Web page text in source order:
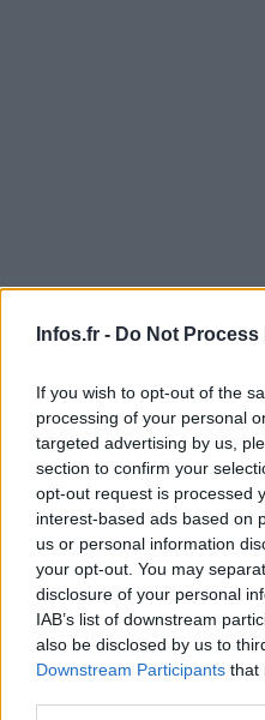
Infos.fr - Do Not
If you wish to opt-out of the
processing of your personal
targeted advertising by us,
section to confirm your
opt-out request is processed
interest-based ads based on
us or personal information
your opt-out. You may
disclosure of your personal
IAB’s list of downstream
also be disclosed by us to
Downstream Participants that
AUTEUR